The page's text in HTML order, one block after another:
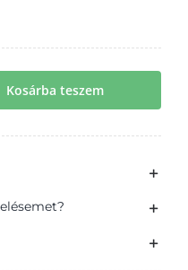
Kosárba teszem